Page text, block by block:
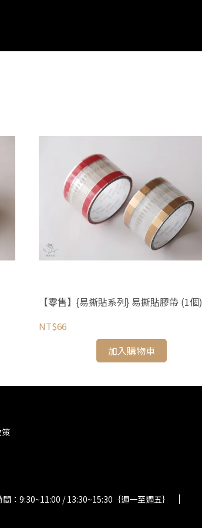
【零售】{易撕貼系列} 易撕貼膠帶 (1個)
NT$66
加入購物車
：9:30~11:00 / 13:30~15:30｛週一至週五｝